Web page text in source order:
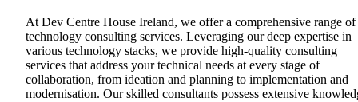
At Dev Centre House Ireland, we offer a comprehensive range of
technology consulting services. Leveraging our deep expertise in
various technology stacks, we provide high-quality consulting
services that address your technical needs at every stage of
collaboration, from ideation and planning to implementation and
modernisation. Our skilled consultants possess extensive